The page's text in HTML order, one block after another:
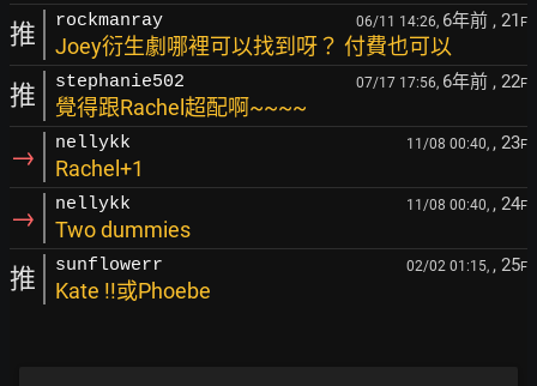
推 rockmanray 06/11 14:26, 6年前 , 21 F
Joey衍生劇哪裡可以找到呀？ 付費也可以
推 stephanie502 07/17 17:56, 6年前 , 22F
覺得跟Rachel超配啊~~~~
→ nellykk 11/08 00:40, , 23F
Rachel+1
→ nellykk 11/08 00:40, , 24F
Two dummies
推 sunflowerr 02/02 01:15, , 25F
Kate !!或Phoebe